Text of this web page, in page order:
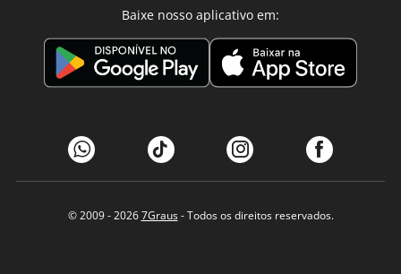
Baixe nosso aplicativo em:
© 2009 - 20267Graus- Todos os direitos reservados.